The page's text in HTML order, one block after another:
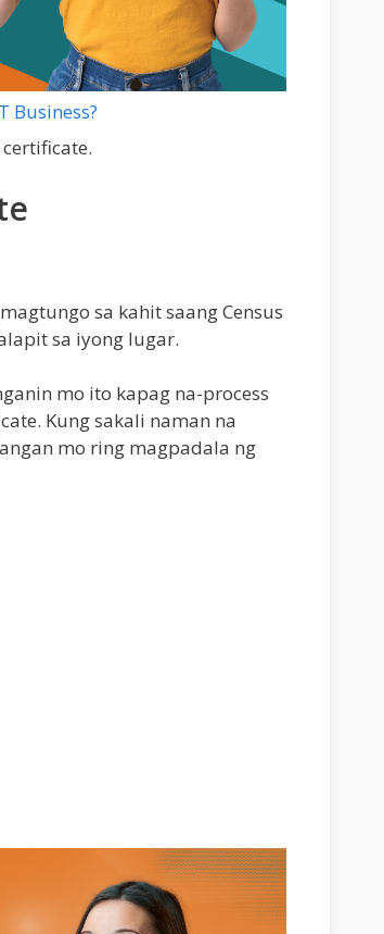
Business?
sa kahit saang Census
sa iyong lugar.
mo ito kapag na-process
Kung sakali naman na
mo ring magpadala ng